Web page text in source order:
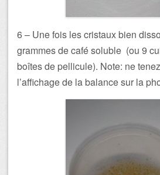
6 – Une fois les cristaux bien
grammes de café soluble (ou 9
boîtes de pellicule). Note: ne
l’affichage de la balance sur la